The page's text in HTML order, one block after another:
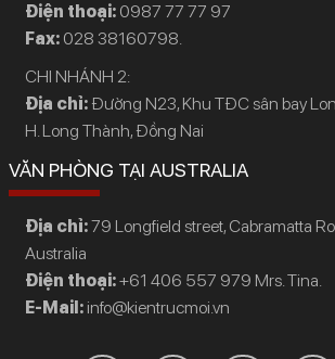
Điện thoại: 0987 77 77 97
Fax: 028 38160798.
CHI NHÁNH 2:
Địa chỉ:Đường N23, Khu TĐC sân bay
H. Long Thành, Đồng Nai
VĂN PHÒNG TẠI AUSTRALIA
Địa chỉ:79 Longfield street, Cabramatta
Australia
Điện thoại:+61 406 557 979 Mrs. Tina.
E-Mail: info@kientrucmoi.vn